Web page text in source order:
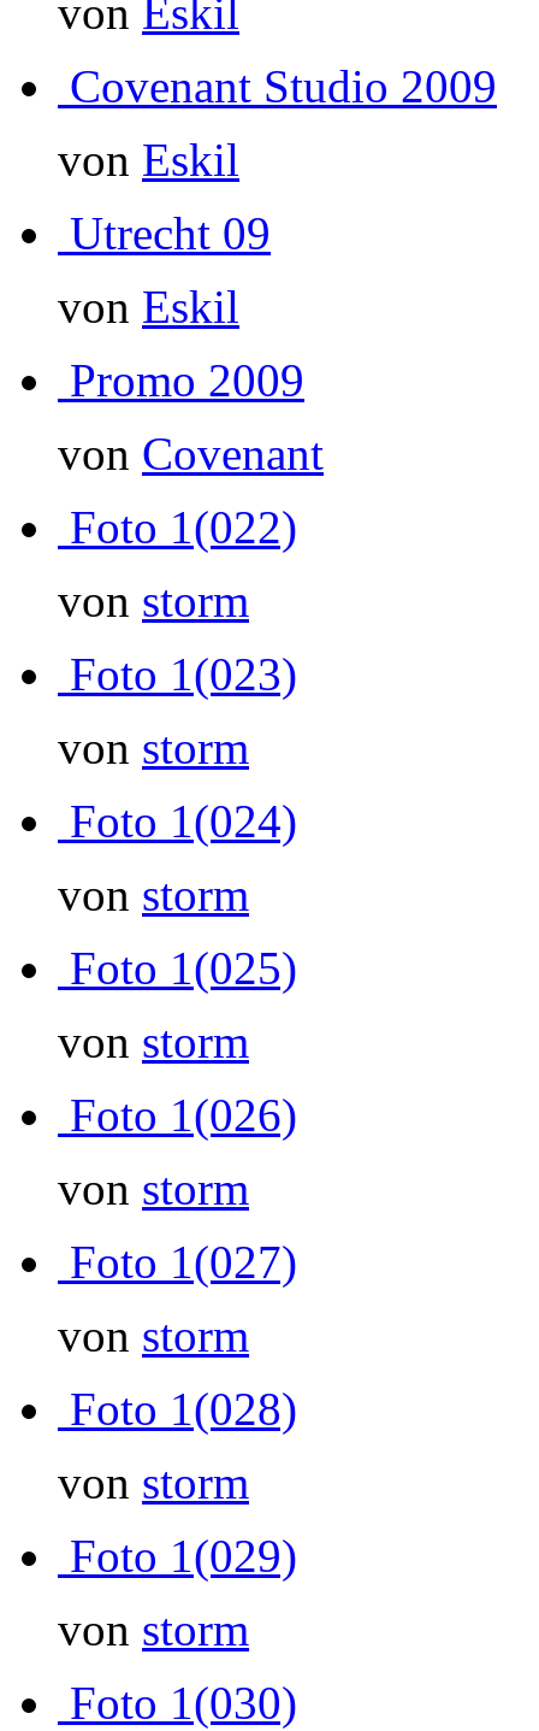
von Eskil
Covenant Studio 2009
von Eskil
Utrecht 09
von Eskil
Promo 2009
von Covenant
Foto 1(022)
von storm
Foto 1(023)
von storm
Foto 1(024)
von storm
Foto 1(025)
von storm
Foto 1(026)
von storm
Foto 1(027)
von storm
Foto 1(028)
von storm
Foto 1(029)
von storm
Foto 1(030)